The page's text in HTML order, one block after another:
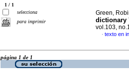
1 / 1
selecciona
para imprimir
Green,
dictionary
vol.103,
· texto en
página 1 de 1